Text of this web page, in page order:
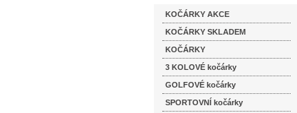
KOČÁRKY AKCE
KOČÁRKY SKLADEM
KOČÁRKY
3 KOLOVÉ kočárky
GOLFOVÉ kočárky
SPORTOVNÍ kočárky